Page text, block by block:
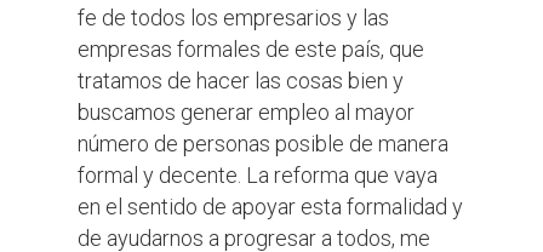
fe de todos los empresarios y las
empresas formales de este país, que
tratamos de hacer las cosas bien y
buscamos generar empleo al mayor
número de personas posible de manera
formal y decente. La reforma que vaya
en el sentido de apoyar esta formalidad y
de ayudarnos a progresar a todos, me